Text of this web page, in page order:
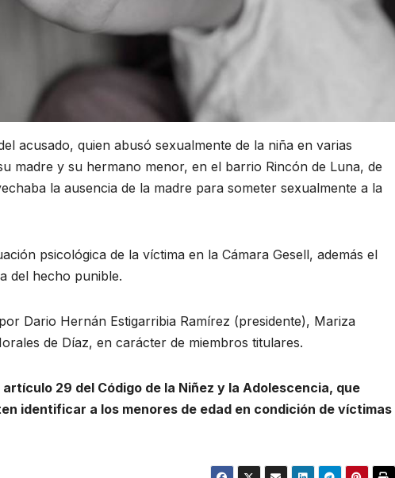
acusado, quien abusó sexualmente de la niña en varias
madre y su hermano menor, en el barrio Rincón de Luna, de
la ausencia de la madre para someter sexualmente a la
psicológica de la víctima en la Cámara Gesell, además el
del hecho punible.
Dario Hernán Estigarribia Ramírez (presidente), Mariza
de Díaz, en carácter de miembros titulares.
29 del Código de la Niñez y la Adolescencia, que
identificar a los menores de edad en condición de víctimas